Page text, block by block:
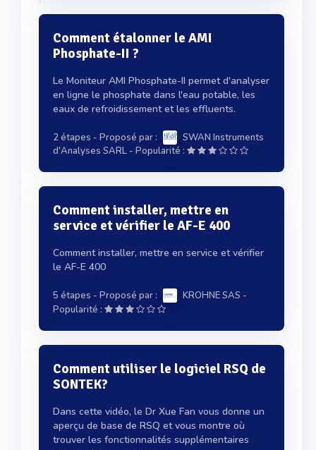
Comment étalonner le AMI
Phosphate-II ?
Le Moniteur AMI Phosphate-II permet d'analyser
en ligne le phosphate dans l'eau potable, les
eaux de refroidissement et les effluents.
2 étapes - Proposé par :
SWAN Instruments
d'Analyses SARL - Popularité :
Comment installer, mettre en
service et vérifier le AF-E 400
Comment installer, mettre en service et vérifier
le AF-E 400
5 étapes - Proposé par : KROHNE SAS -
Popularité :
Comment utiliser le logiciel RSQ de
SONTEK?
Dans cette vidéo, le Dr Xue Fan vous donne un
aperçu de base de RSQ et vous montre où
trouver les fonctionnalités supplémentaires